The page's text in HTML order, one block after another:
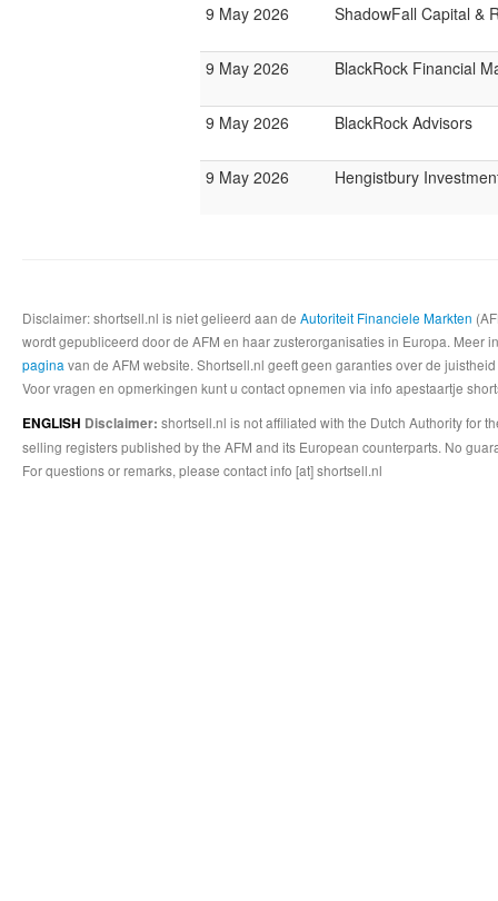
9 May 2026 ShadowFall Capital &
9 May 2026 BlackRock Financial
9 May 2026 BlackRock Advisors
9 May 2026 Hengistbury
Disclaimer: shortsell.nl is niet gelieerd aan de Autoriteit Financiele Markten
wordt gepubliceerd door de AFM en haar zusterorganisaties in Europa.
pagina van de AFM website. Shortsell.nl geeft geen garanties over de
Voor vragen en opmerkingen kunt u contact opnemen via info apestaartje
ENGLISH Disclaimer: shortsell.nl is not affiliated with the Dutch Authority for
selling registers published by the AFM and its European counterparts. No
For questions or remarks, please contact info [at] shortsell.nl